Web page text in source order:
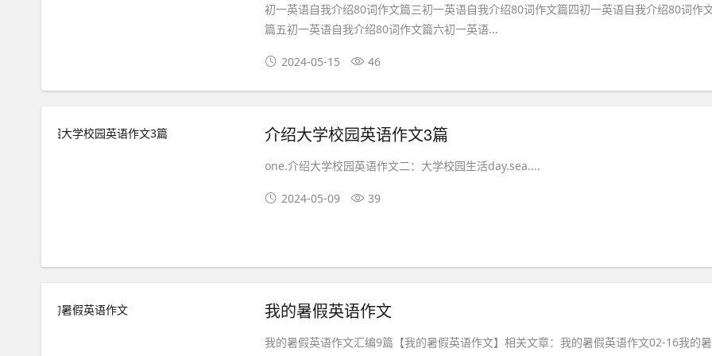
初一英语自我介绍80词作文篇三初一英语自我介绍80词作文篇四初一英语自我介绍80词作
篇五初一英语自我介绍80词作文篇六初一英语...
2024-05-15 46
介绍大学校园英语作文3篇
one.介绍大学校园英语作文二：大学校园生活day.sea....
2024-05-09 39
我的暑假英语作文
我的暑假英语作文汇编9篇【我的暑假英语作文】相关文章：我的暑假英语作文02-16我的暑